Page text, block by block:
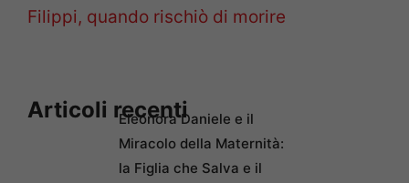
Filippi, quando rischiò di morire
Articoli recentiEleonora Daniele e il
Miracolo della Maternità:
la Figlia che Salva e il